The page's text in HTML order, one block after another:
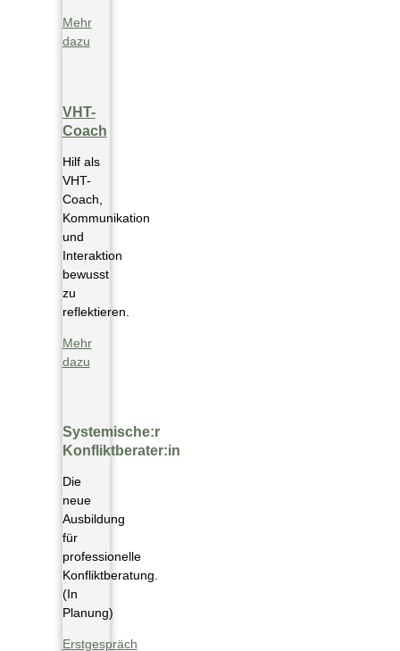
Mehr
dazu
VHT-
Coach
Hilf als
VHT-
Coach,
Kommunikation
und
Interaktion
bewusst
zu
reflektieren.
Mehr
dazu
Systemische:r
Konfliktberater:in
Die
neue
Ausbildung
für
professionelle
Konfliktberatung.
(In
Planung)
Erstgespräch